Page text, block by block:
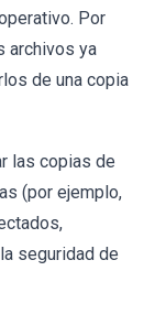
Por
archivos ya
de una copia
las copias de
(por ejemplo,
seguridad de